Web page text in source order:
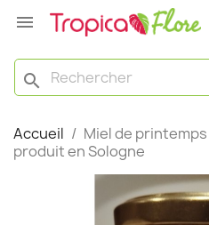

search
Accueil
Miel de
produit en Sologne